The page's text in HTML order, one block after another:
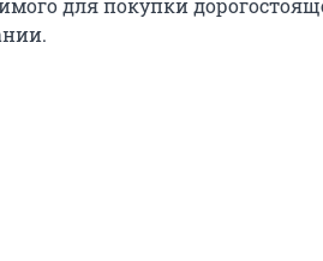
для покупки